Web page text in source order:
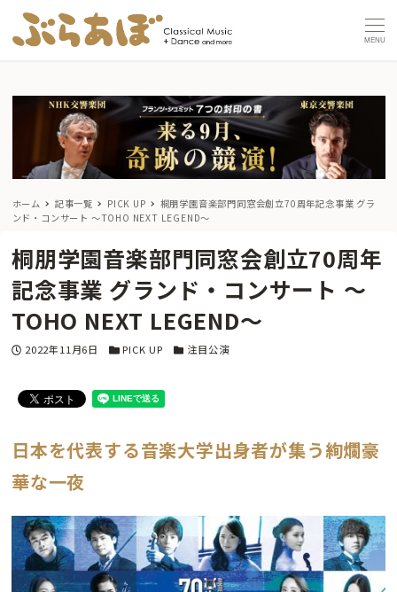
MENU
ホーム 記事一覧 PICK UP
桐朋学園音楽部門同窓会創立70周年記念事業 グラ
ンド・コンサート ～TOHO NEXT LEGEND～
桐朋学園音楽部門同窓会創立70周年
記念事業 グランド・コンサート ～
TOHO NEXT LEGEND～
投稿日
2022年11月6日 カテゴリー
PICK UP カテゴリー
注目公演
日本を代表する音楽大学出身者が集う絢爛豪
華な一夜